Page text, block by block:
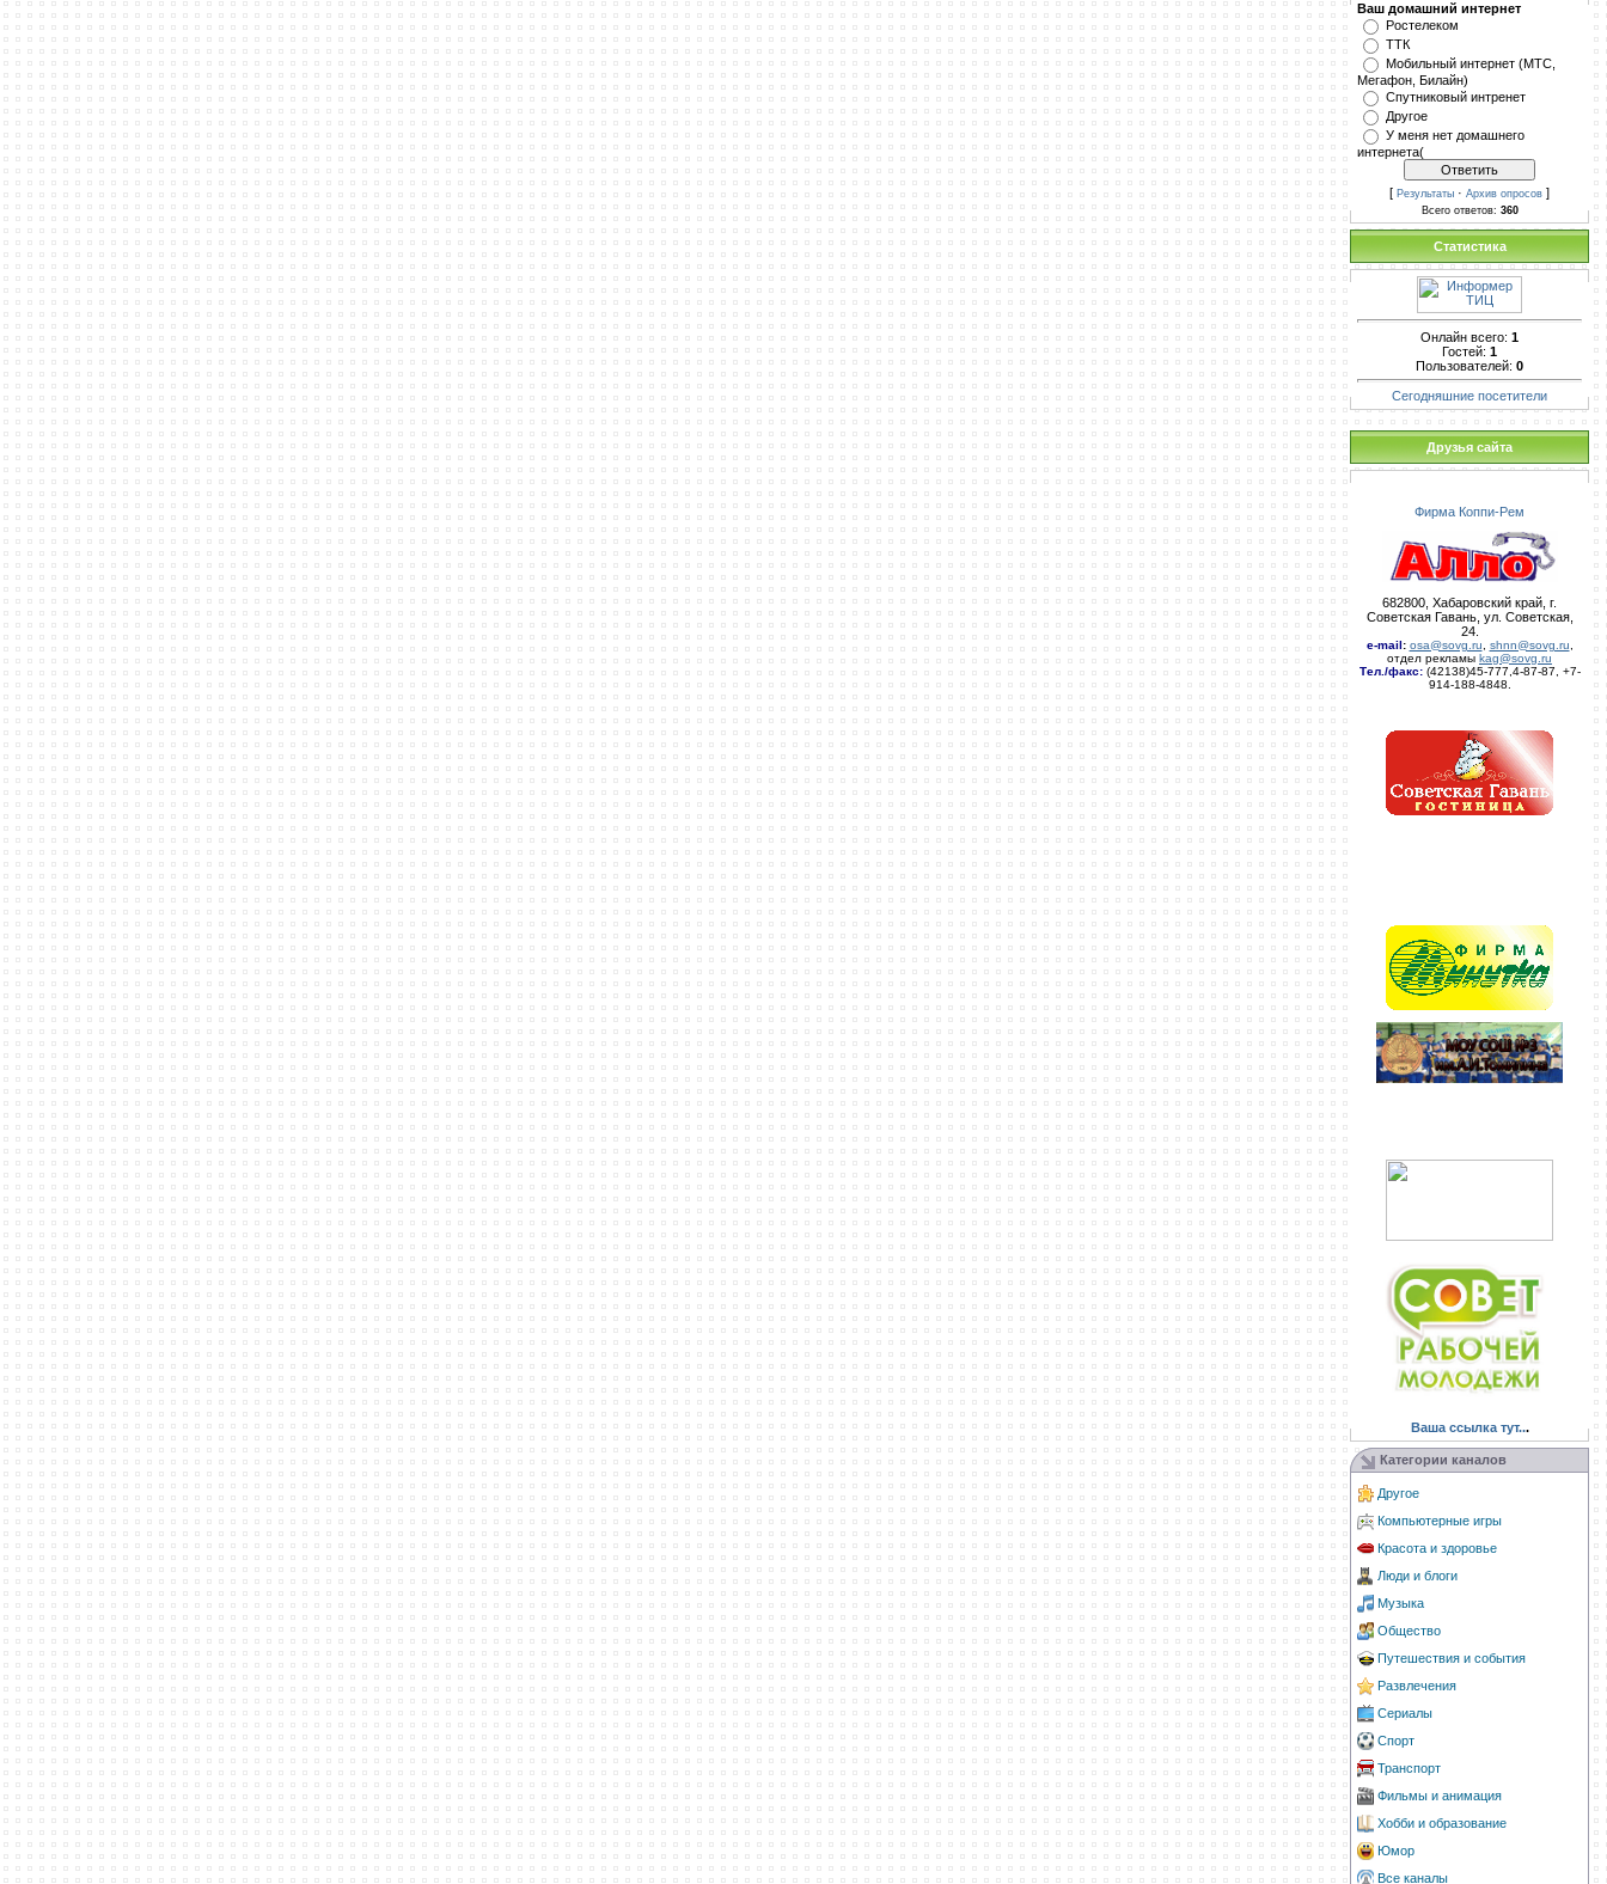
Ваш домашний интернет
Ростелеком
ТТК
Мобильный интернет (МТС,
Мегафон, Билайн)
Спутниковый интренет
Другое
У меня нет домашнего
интернета(
[ Результаты · Архив опросов ]
Всего ответов: 360
Статистика
Онлайн всего: 1
Гостей: 1
Пользователей: 0
Сегодняшние посетители
Друзья сайта
Фирма Коппи-Рем
682800, Хабаровский край, г.
Советская Гавань, ул. Советская,
24.
e-mail: osa@sovg.ru shnn@sovg.ru
отдел рекламы kag@sovg.ru
Тел./факс:(42138)45-777,4-87-87, +7-
914-188-4848.
Ваша ссылка тут...
Категории каналов
Другое
Компьютерные игры
Красота и здоровье
Люди и блоги
Музыка
Общество
Путешествия и события
Развлечения
Сериалы
Спорт
Транспорт
Фильмы и анимация
Хобби и образование
Юмор
Все каналы